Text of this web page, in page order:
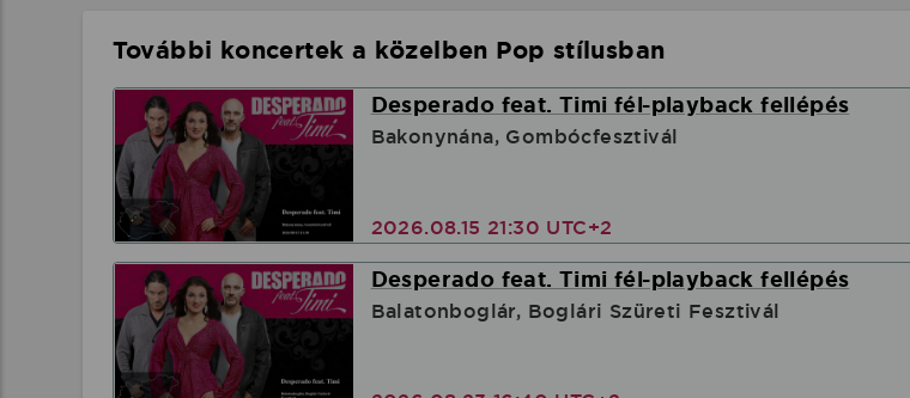
További koncertek a közelben Pop stílusban
Desperado feat. Timi fél-playback fellépés
Bakonynána, Gombócfesztivál
2026.08.15 21:30 UTC+2
Desperado feat. Timi fél-playback fellépés
Balatonboglár, Boglári Szüreti Fesztivál